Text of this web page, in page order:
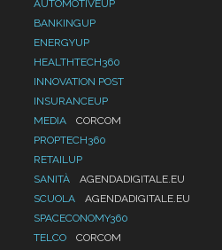
AUTOMOTIVEUP
BANKINGUP
ENERGYUP
HEALTHTECH360
INNOVATION POST
INSURANCEUP
MEDIA
CORCOM
PROPTECH360
RETAILUP
SANITÀ
AGENDADIGITALE.EU
SCUOLA
AGENDADIGITALE.EU
SPACECONOMY360
TELCO
CORCOM